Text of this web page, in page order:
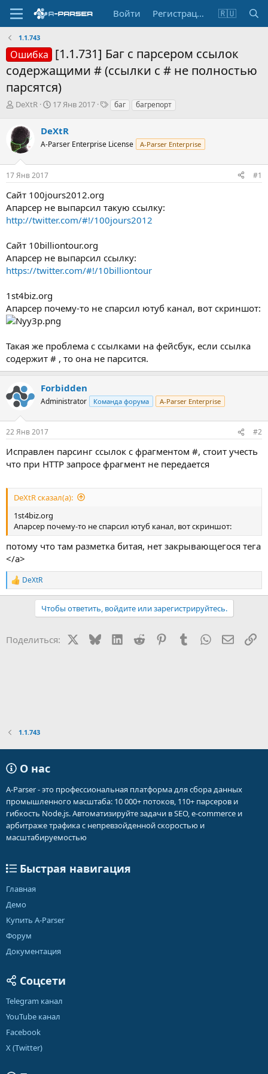
Войти Регистрация 🇷🇺
1.1.743
Ошибка [1.1.731] Баг с парсером ссылок
содержащими # (ссылки с # не полностью
парсятся)
А
т
о
р
е
м
ы
DeXtR
Д
а
н
ч
а
17 Янв 2017
Тбаг багрепорт
DeXtR
A-Parser Enterprise License A-Parser Enterprise
17 Янв 2017 #1
Сайт 100jours2012.org
Апарсер не выпарсил такую ссылку:
http://twitter.com/#!/100jours2012
Сайт 10billiontour.org
Апарсер не выпарсил ссылку:
https://twitter.com/#!/10billiontour
1st4biz.org
Апарсер почему-то не спарсил ютуб канал, вот скриншот:
Такая же проблема с ссылками на фейсбук, если ссылка
содержит # , то она не парсится.
Forbidden
Administrator Команда форума A-Parser Enterprise
22 Янв 2017 #2
Исправлен парсинг ссылок с фрагментом #, стоит учесть
что при HTTP запросе фрагмент не передается
DeXtR сказал(а):
1st4biz.org
Апарсер почему-то не спарсил ютуб канал, вот скриншот:
потому что там разметка битая, нет закрывающегося тега
</a>
Р
е
и
DeXtR
Чтобы ответить, войдите или зарегистрируйтесь.
Поделиться: BlueskyLinkedIn
Reddit PinterestTumblr WhatsApp
1.1.743
О нас
A-Parser - это профессиональная платформа для сбора данных
промышленного масштаба: 10 000+ потоков, 110+ парсеров и
гибкость Node.js. Автоматизируйте задачи в SEO, e-commerce и
арбитраже трафика с непревзойденной скоростью и
масштабируемостью
Быстрая навигация
Главная
Демо
Купить A-Parser
Форум
Документация
Соцсети
Telegram канал
YouTube канал
Facebook
X (Twitter)